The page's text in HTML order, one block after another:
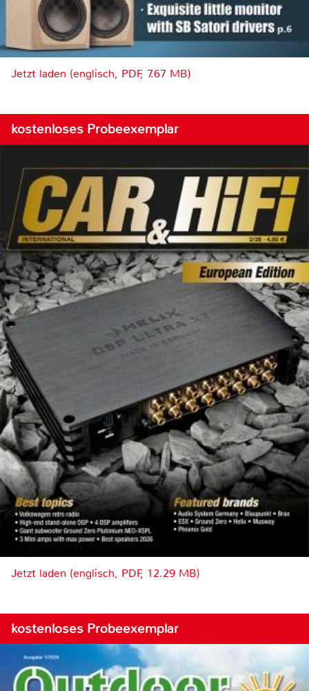
Jetzt laden (englisch, PDF, 7.67 MB)
kostenloses Probeexemplar
Jetzt laden (englisch, PDF, 12.29 MB)
kostenloses Probeexemplar